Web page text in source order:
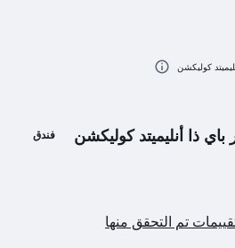
ذا أنليميتد كوليكشن فندق
كوليكشن